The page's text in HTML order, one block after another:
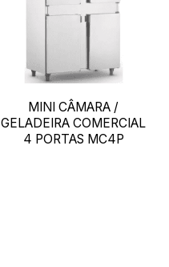
MINI CÂMARA /
GELADEIRA COMERCIAL
4 PORTAS MC4P